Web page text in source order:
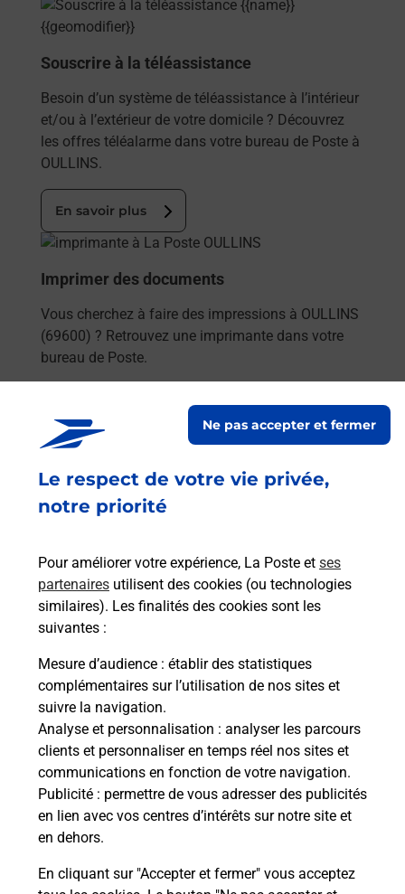
Le respect de votre vie privée,
notre priorité
Pour améliorer votre expérience, La Poste et ses
partenaires utilisent des cookies (ou technologies
similaires). Les finalités des cookies sont les
suivantes :
Mesure d’audience : établir des statistiques
complémentaires sur l’utilisation de nos sites et
suivre la navigation.
Analyse et personnalisation : analyser les parcours
clients et personnaliser en temps réel nos sites et
communications en fonction de votre navigation.
Publicité : permettre de vous adresser des publicités
en lien avec vos centres d’intérêts sur notre site et
en dehors.
En cliquant sur "Accepter et fermer" vous acceptez
Ne pas accepter et fermer
En savoir plus
Souscrire à la téléassistance
Besoin d’un système de téléassistance à l’intérieur
et/ou à l’extérieur de votre domicile ? Découvrez
les offres téléalarme dans votre bureau de Poste à
OULLINS.
En savoir plus
En savoir plus
Imprimer des documents
Vous cherchez à faire des impressions à OULLINS
(69600) ? Retrouvez une imprimante dans votre
bureau de Poste.
En savoir plus
Code de la route auto ou moto
Découvrez l'offre proposée par La Poste.
En savoir plus
Permis Bateau
Vous cherchez à passer votre permis bateau à
Oullins (69600) ? Découvrez l'offre proposée par
La Poste.
En savoir plus